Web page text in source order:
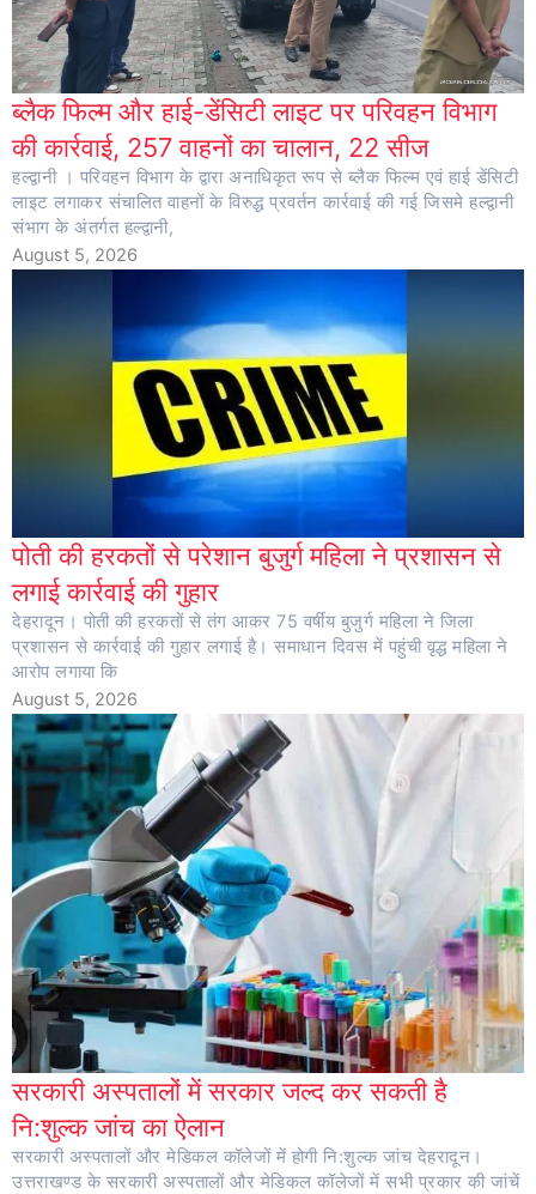
ब्लैक फिल्म और हाई-डेंसिटी लाइट पर परिवहन विभाग
की कार्रवाई, 257 वाहनों का चालान, 22 सीज
हल्द्वानी । परिवहन विभाग के द्वारा अनाधिकृत रूप से ब्लैक फिल्म एवं हाई डेंसिटी
लाइट लगाकर संचालित वाहनों के विरुद्ध प्रवर्तन कार्रवाई की गई जिसमे हल्द्वानी
संभाग के अंतर्गत हल्द्वानी,
August 5, 2026
पोती की हरकतों से परेशान बुजुर्ग महिला ने प्रशासन से
लगाई कार्रवाई की गुहार
देहरादून। पोती की हरकतों से तंग आकर 75 वर्षीय बुजुर्ग महिला ने जिला
प्रशासन से कार्रवाई की गुहार लगाई है। समाधान दिवस में पहुंची वृद्ध महिला ने
आरोप लगाया कि
August 5, 2026
सरकारी अस्पतालों में सरकार जल्द कर सकती है
नि:शुल्क जांच का ऐलान
सरकारी अस्पतालों और मेडिकल कॉलेजों में होगी नि:शुल्क जांच देहरादून।
उत्तराखण्ड के सरकारी अस्पतालों और मेडिकल कॉलेजों में सभी प्रकार की जांचें